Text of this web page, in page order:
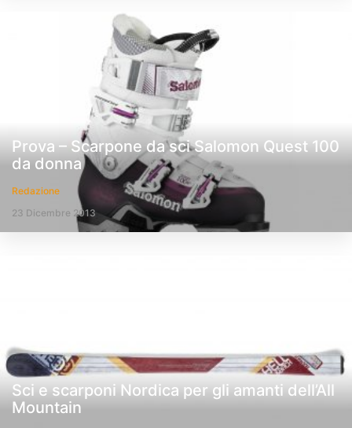
Prova – Scarpone da sci Salomon Quest 100
da donna
Redazione
23 Dicembre 2013
Sci e scarponi Nordica per gli amanti dell’All
Mountain